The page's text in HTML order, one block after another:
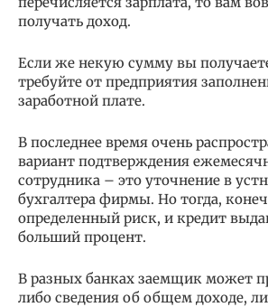
получать доход.
Если же некую сумму вы
требуйте от предприятия
заработной плате.
В последнее время очень
вариант подтверждения
сотрудника – это уточнение в
бухгалтера фирмы. Но тогда,
определенный риск, и кредит
больший процент.
В разных банках заемщик может
либо сведения об общем доходе,